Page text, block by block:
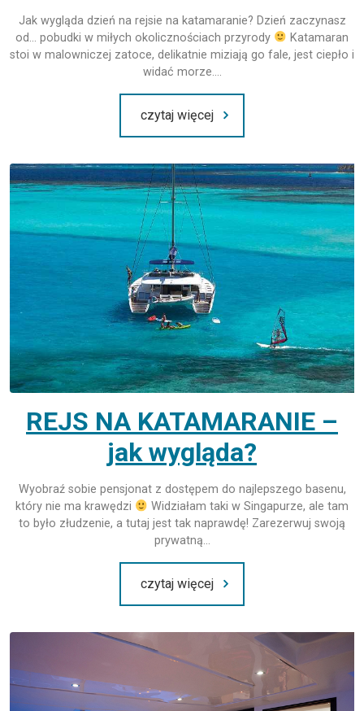
Jak wygląda dzień na rejsie na katamaranie? Dzień zaczynasz
od… pobudki w miłych okolicznościach przyrody
Katamaran
stoi w malowniczej zatoce, delikatnie miziają go fale, jest ciepło i
widać morze….
czytaj więcej
REJS NA KATAMARANIE –
jak wygląda?
Wyobraź sobie pensjonat z dostępem do najlepszego basenu,
który nie ma krawędzi
Widziałam taki w Singapurze, ale tam
to było złudzenie, a tutaj jest tak naprawdę! Zarezerwuj swoją
prywatną…
czytaj więcej